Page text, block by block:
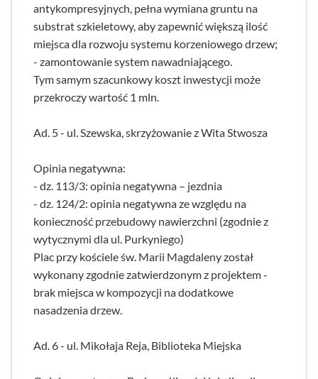
antykompresyjnych, pełna wymiana gruntu na
substrat szkieletowy, aby zapewnić większą ilość
miejsca dla rozwoju systemu korzeniowego drzew;
- zamontowanie system nawadniającego.
Tym samym szacunkowy koszt inwestycji może
przekroczy wartość 1 mln.
Ad. 5 - ul. Szewska, skrzyżowanie z Wita Stwosza
Opinia negatywna:
- dz. 113/3: opinia negatywna – jezdnia
- dz. 124/2: opinia negatywna ze względu na
konieczność przebudowy nawierzchni (zgodnie z
wytycznymi dla ul. Purkyniego)
Plac przy kościele św. Marii Magdaleny został
wykonany zgodnie zatwierdzonym z projektem -
brak miejsca w kompozycji na dodatkowe
nasadzenia drzew.
Ad. 6 - ul. Mikołaja Reja, Biblioteka Miejska